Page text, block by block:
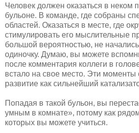
Человек должен оказаться в неком
бульоне. В команде, где собраны
областей. Оказаться в месте, где
стимулировать его мыслительные
большой вероятностью, не
одиночку. Думаю, вы можете
после комментария коллеги в
встало на свое место. Эти
развитие как сильнейший
Попадая в такой бульон, вы
умным в комнате», потому как
которых вы можете учиться.